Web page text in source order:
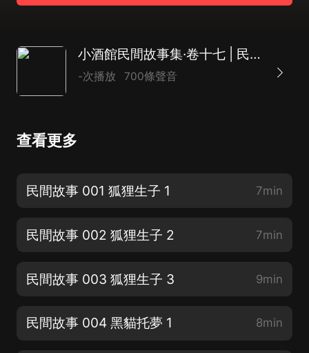
小酒館民間故事集·卷十七 | 民間 神話
-次播放 700條聲音
查看更多
民間故事 001 狐狸生子 1 7min
民間故事 002 狐狸生子 2 7min
民間故事 003 狐狸生子 3 9min
民間故事 004 黑貓托夢 1 8min